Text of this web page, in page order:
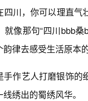
四川，你可以理直
就像那句“四川bbb
韵律去感受生活原本
手作艺人打磨银饰的
绣出的蜀绣风华。